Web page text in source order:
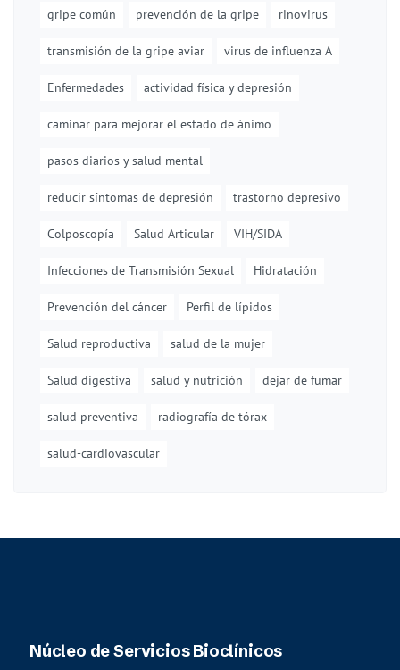
gripe común prevención de la gripe rinovirus
transmisión de la gripe aviar virus de influenza A
Enfermedades actividad física y depresión
caminar para mejorar el estado de ánimo
pasos diarios y salud mental
reducir síntomas de depresión trastorno depresivo
Colposcopía Salud Articular VIH/SIDA
Infecciones de Transmisión Sexual Hidratación
Prevención del cáncer Perfil de lípidos
Salud reproductiva salud de la mujer
Salud digestiva salud y nutrición dejar de fumar
salud preventiva radiografía de tórax
salud-cardiovascular
Núcleo de Servicios Bioclínicos